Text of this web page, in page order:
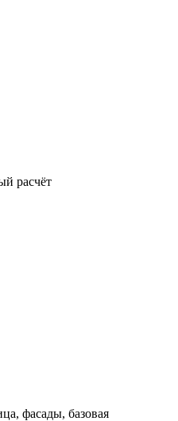
расчёт
фасады, базовая